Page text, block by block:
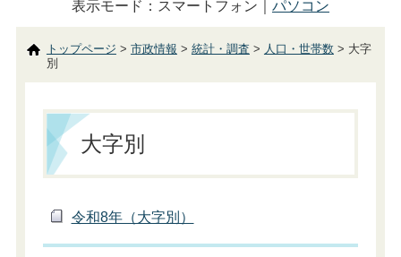
表示モード：スマートフォン｜ パソコン
トップページ > 市政情報 > 統計・調査 > 人口・世帯数> 大字
別
大字別
令和8年（大字別）